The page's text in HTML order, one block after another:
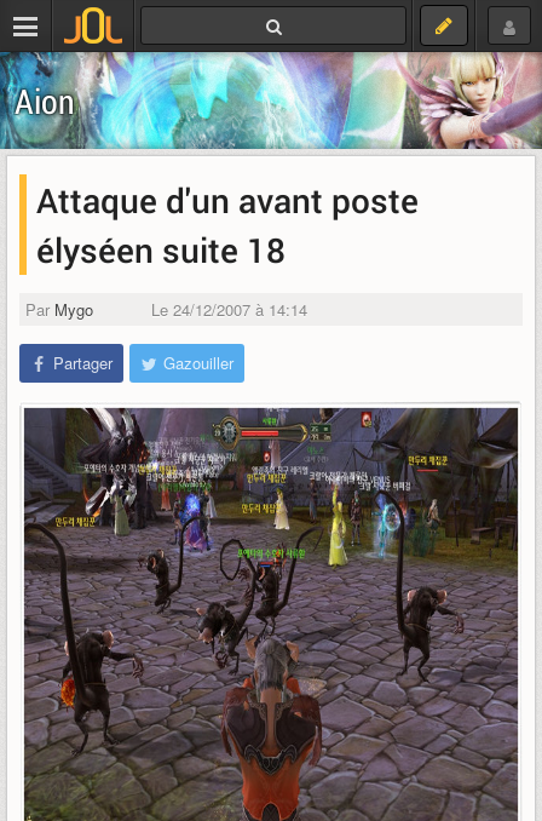
Aion
Attaque d'un avant poste
élyséen suite 18
Par Mygo Le 24/12/2007 à 14:14
Partager Gazouiller